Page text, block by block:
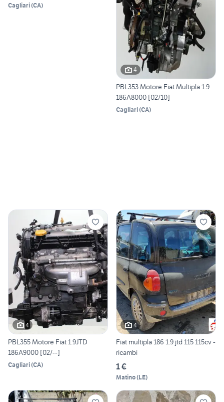
Cagliari(CA)
4
PBL353 Motore Fiat Multipla 1.9
186A8000 [02/10]
Cagliari(CA)
4
PBL355 Motore Fiat 1.9JTD
186A9000 [02/--]
Cagliari(CA)
4
Fiat multipla 186 1.9 jtd 115 115cv -
ricambi
1 €
Matino(LE)